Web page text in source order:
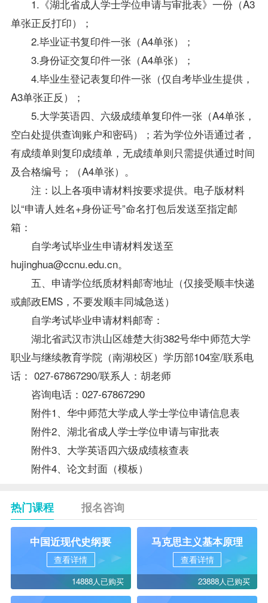
1.《湖北省成人学士学位申请与审批表》一份（A3
单张正反打印）；
2.毕业证书复印件一张（A4单张）；
3.身份证交复印件一张（A4单张）；
4.毕业生登记表复印件一张（仅自考毕业生提供，
A3单张正反）；
5.大学英语四、六级成绩单复印件一张（A4单张，
空白处提供查询账户和密码）；若为学位外语通过者，
有成绩单则复印成绩单，无成绩单则只需提供通过时间
及合格编号；（A4单张）。
注：以上各项申请材料按要求提供。电子版材料
以“申请人姓名+身份证号”命名打包后发送至指定邮
箱：
自学考试毕业生申请材料发送至
hujinghua@ccnu.edu.cn。
五、申请学位纸质材料邮寄地址（仅接受顺丰快递
或邮政EMS，不要发顺丰同城急送）
自学考试毕业申请材料邮寄：
湖北省武汉市洪山区雄楚大街382号华中师范大学
职业与继续教育学院（南湖校区）学历部104室/联系电
话： 027-67867290/联系人：胡老师
咨询电话：027-67867290
附件1、华中师范大学成人学士学位申请信息表
附件2、湖北省成人学士学位申请与审批表
附件3、大学英语四六级成绩核查表
附件4、论文封面（模板）
热门课程 报名咨询
中国近现代史纲要
查看详情
14888人已购买
马克思主义基本原理
查看详情
23888人已购买